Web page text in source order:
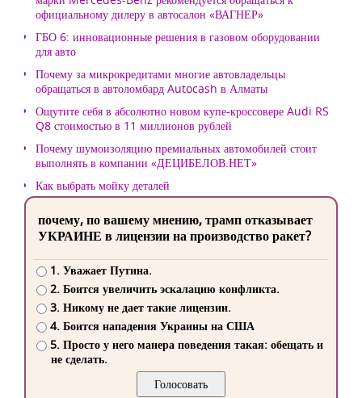
официальному дилеру в автосалон «ВАГНЕР»
ГБО 6: инновационные решения в газовом оборудовании
для авто
Почему за микрокредитами многие автовладельцы
обращаться в автоломбард Autocash в Алматы
Ощутите себя в абсолютно новом купе-кроссовере Audi RS
Q8 стоимостью в 11 миллионов рублей
Почему шумоизоляцию премиальных автомобилей стоит
выполнять в компании «ДЕЦИБЕЛОВ.НЕТ»
Как выбрать мойку деталей
почему, по вашему мнению, трамп отказывает
УКРАИНЕ в лицензии на производство ракет?
1. Уважает Путина.
2. Боится увеличить эскалацию конфликта.
3. Никому не дает такие лицензии.
4. Боится нападения Украины на США
5. Просто у него манера поведения такая: обещать и
не сделать.